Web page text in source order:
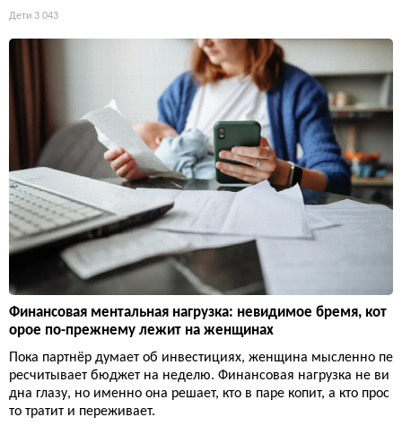
Дети 3 043
Финансовая ментальная нагрузка: невидимое бремя, кот
орое по-прежнему лежит на женщинах
Пока партнёр думает об инвестициях, женщина мысленно пе
ресчитывает бюджет на неделю. Финансовая нагрузка не ви
дна глазу, но именно она решает, кто в паре копит, а кто прос
то тратит и переживает.